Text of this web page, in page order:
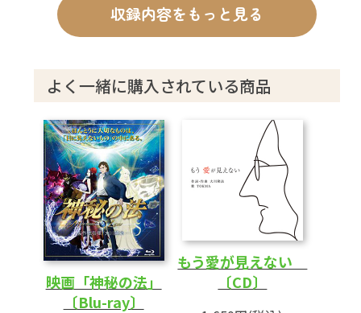
収録内容をもっと見る
よく一緒に購入されている商品
映画「神秘の法」
〔Blu-ray〕
もう愛が見えない
〔CD〕